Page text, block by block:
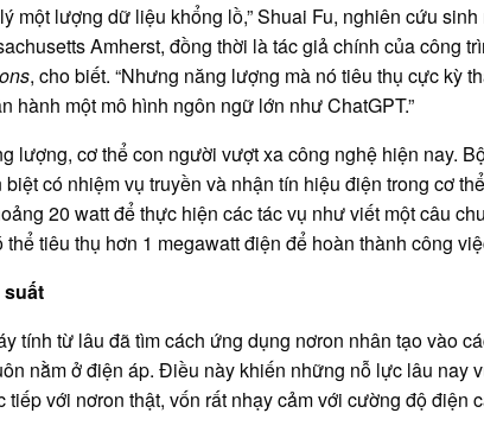
một lượng dữ liệu khổng lồ,” Shuai Fu, nghiên cứu
Amherst, đồng thời là tác giả chính của công
, cho biết. “Nhưng năng lượng mà nó tiêu thụ cực kỳ
hành một mô hình ngôn ngữ lớn như ChatGPT.”
lượng, cơ thể con người vượt xa công nghệ hiện nay.
có nhiệm vụ truyền và nhận tín hiệu điện trong cơ
20 watt để thực hiện các tác vụ như viết một câu
tiêu thụ hơn 1 megawatt điện để hoàn thành công
tính từ lâu đã tìm cách ứng dụng nơron nhân tạo vào
nằm ở điện áp. Điều này khiến những nỗ lực lâu nay
tiếp với nơron thật, vốn rất nhạy cảm với cường độ điện